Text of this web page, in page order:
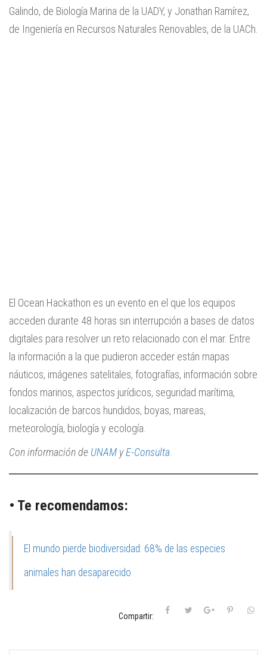
Galindo, de Biología Marina de la UADY, y Jonathan Ramírez,
de Ingeniería en Recursos Naturales Renovables, de la UACh.
El Ocean Hackathon es un evento en el que los equipos
acceden durante 48 horas sin interrupción a bases de datos
digitales para resolver un reto relacionado con el mar. Entre
la información a la que pudieron acceder están mapas
náuticos, imágenes satelitales, fotografías, información sobre
fondos marinos, aspectos jurídicos, seguridad marítima,
localización de barcos hundidos, boyas, mareas,
meteorología, biología y ecología.
Con información de UNAM yE-Consulta
• Te recomendamos:
El mundo pierde biodiversidad: 68% de las especies
animales han desaparecido
Compartir: